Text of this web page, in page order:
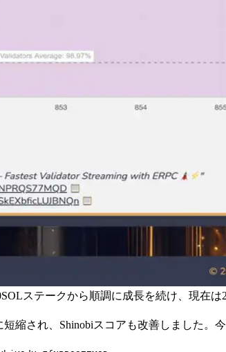
ステークから順調に成長を続け、現在
縮され、Shinobiスコアも改善しました。